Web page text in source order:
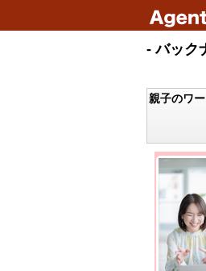
- バック
親子のワ